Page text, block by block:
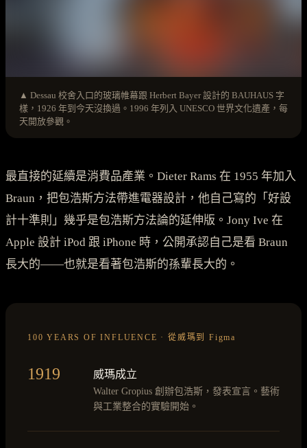
▲ Dessau 校舍入口的玻璃帷幕跟 Herbert Bayer 設計的 BAUHAUS 字
樣，1926 年到今天沒換過。1996 年列入 UNESCO 世界文化遺產，每
天開放參觀。
最直接的延續是消費品產業。Dieter Rams 在 1955 年加入
Braun，把包浩斯方法帶進電器設計，他自己寫的「好設
計十準則」幾乎是包浩斯方法論的延伸版。Jony Ive 在
Apple 設計 iPod 跟 iPhone 時，公開承認自己是看 Braun
長大的——也就是看著包浩斯的孫輩長大的。
100 YEARS OF INFLUENCE · 從威瑪到 Figma
1919 威瑪成立
Walter Gropius 創辦包浩斯，發表宣言。藝術
與工業整合的實驗開始。